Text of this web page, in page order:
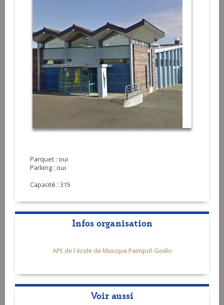
Parquet : oui
Parking : oui
Capacité : 315
Infos organisation
APE de l'école de Musique Paimpol-Goëlo
Voir aussi